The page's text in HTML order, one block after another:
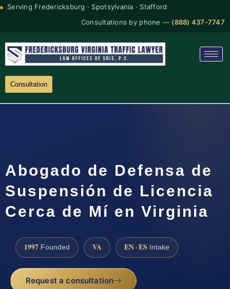
Serving Fredericksburg · Spotsylvania · Stafford
Consultations by phone — (888) 437-7747
Consultation
Abogado de Defensa de
Suspensión de Licencia
Cerca de Mí en Virginia
1997 Founded VA EN · ES Intake
Request a consultation